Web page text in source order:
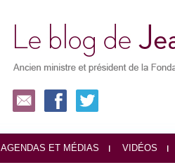
AGENDAS ET MÉDIAS VIDÉOS